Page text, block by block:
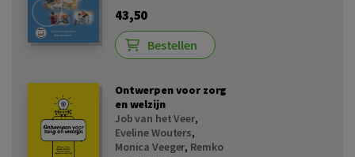
43,50
Bestellen
Ontwerpen voor zorg
en welzijn
Job van het Veer,
Eveline Wouters,
Monica Veeger, Remko